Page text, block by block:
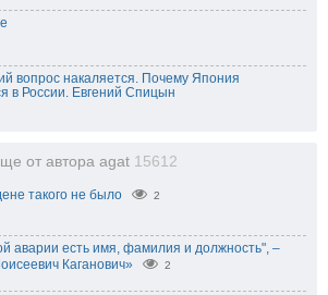
вопрос накаляется. Почему Япония
в России. Евгений Спицын
от автора agat 15612
такого не было 2
аварии есть имя, фамилия и должность", –
Каганович»
2